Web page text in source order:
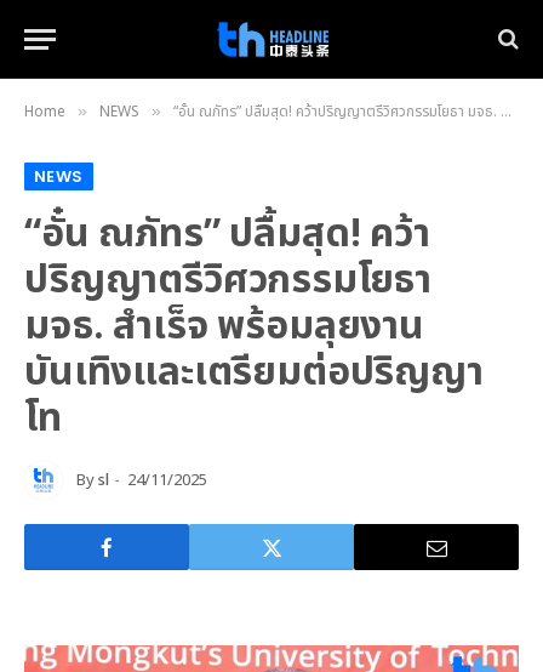
Home » NEWS » “อั๋น ณภัทร” ปลื้มสุด! คว้าปริญญาตรีวิศวกรรมโยธา มจธ. สำเร็จ พร้อมลุยงานบันเทิงและเตรียมต่อปริญญาโท
NEWS
“อั๋น ณภัทร” ปลื้มสุด! คว้า
ปริญญาตรีวิศวกรรมโยธา
มจธ. สำเร็จ พร้อมลุยงาน
บันเทิงและเตรียมต่อปริญญา
โท
Bysl 24/11/2025